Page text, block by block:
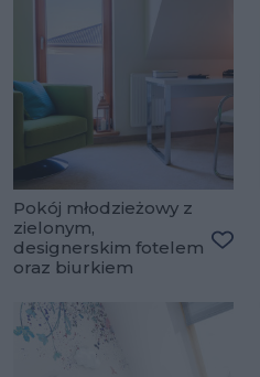
Pokój młodzieżowy z
zielonym,
designerskim fotelem
oraz biurkiem